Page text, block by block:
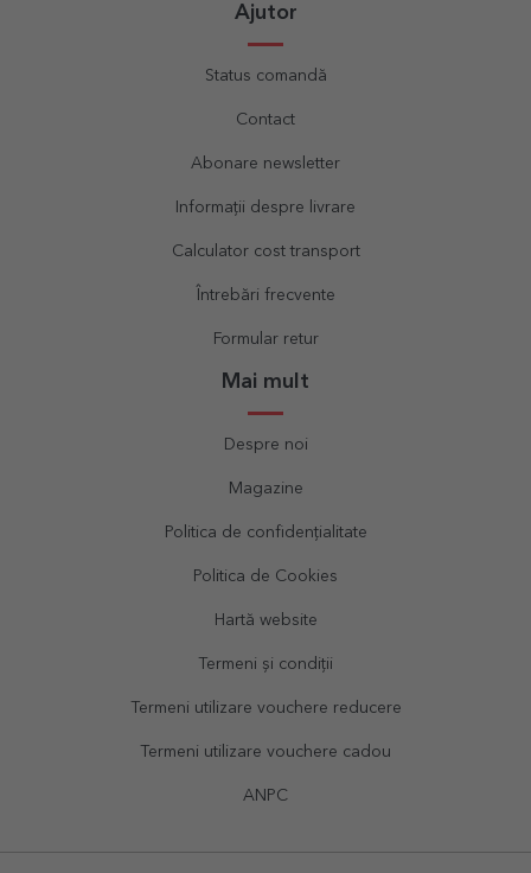
Ajutor
Status comandă
Contact
Abonare newsletter
Informații despre livrare
Calculator cost transport
Întrebări frecvente
Formular retur
Mai mult
Despre noi
Magazine
Politica de confidențialitate
Politica de Cookies
Hartă website
Termeni și condiții
Termeni utilizare vouchere reducere
Termeni utilizare vouchere cadou
ANPC